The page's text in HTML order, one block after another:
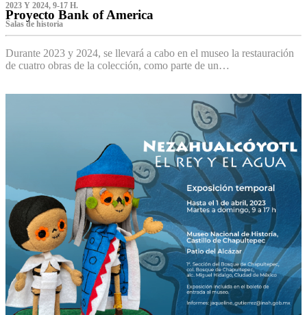
2023 Y 2024, 9-17 H.
Proyecto Bank of America
S‌alas de historia
Durante 2023 y 2024, se llevará a cabo en el museo la restauración
de cuatro obras de la colección, como parte de un…